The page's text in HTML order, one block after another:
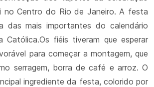
no Centro do Rio de Janeiro. A festa
das mais importantes do calendário
Católica.Os fiéis tiveram que esperar
para começar a montagem, que
serragem, borra de café e arroz. O
ingrediente da festa, colorido por